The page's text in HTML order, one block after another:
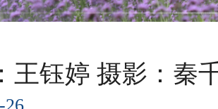
王钰婷 摄影：秦